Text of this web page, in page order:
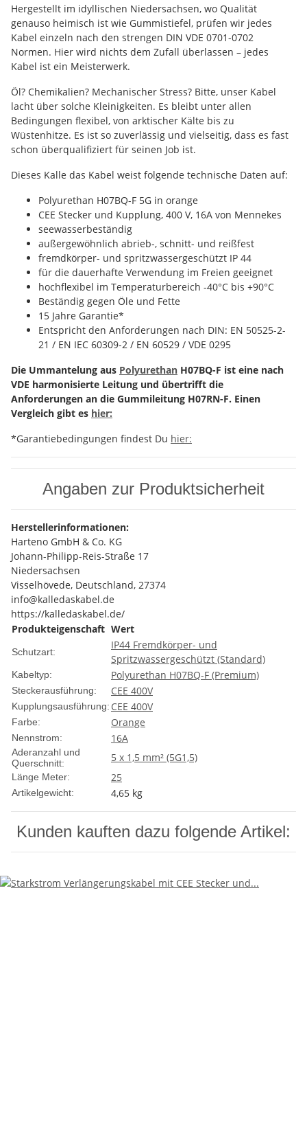
Hergestellt im idyllischen Niedersachsen, wo Qualität
genauso heimisch ist wie Gummistiefel, prüfen wir jedes
Kabel einzeln nach den strengen DIN VDE 0701-0702
Normen. Hier wird nichts dem Zufall überlassen – jedes
Kabel ist ein Meisterwerk.
Öl? Chemikalien? Mechanischer Stress? Bitte, unser Kabel
lacht über solche Kleinigkeiten. Es bleibt unter allen
Bedingungen flexibel, von arktischer Kälte bis zu
Wüstenhitze. Es ist so zuverlässig und vielseitig, dass es fast
schon überqualifiziert für seinen Job ist.
Dieses Kalle das Kabel weist folgende technische Daten auf:
Polyurethan H07BQ-F 5G in orange
CEE Stecker und Kupplung, 400 V, 16A von Mennekes
seewasserbeständig
außergewöhnlich abrieb-, schnitt- und reißfest
fremdkörper- und spritzwassergeschützt IP 44
für die dauerhafte Verwendung im Freien geeignet
hochflexibel im Temperaturbereich -40°C bis +90°C
Beständig gegen Öle und Fette
15 Jahre Garantie*
Entspricht den Anforderungen nach DIN: EN 50525-2-
21 / EN IEC 60309-2 / EN 60529 / VDE 0295
Die Ummantelung aus Polyurethan H07BQ-F ist eine nach
VDE harmonisierte Leitung und übertrifft die
Anforderungen an die Gummileitung H07RN-F. Einen
Vergleich gibt es hier:
*Garantiebedingungen findest Du hier:
Angaben zur Produktsicherheit
Herstellerinformationen:
Harteno GmbH & Co. KG
Johann-Philipp-Reis-Straße 17
Niedersachsen
Visselhövede, Deutschland, 27374
info@kalledaskabel.de
https://kalledaskabel.de/
Produkteigenschaft Wert
Schutzart:
IP44 Fremdkörper- und
Spritzwassergeschützt (Standard)
Kabeltyp: Polyurethan H07BQ-F (Premium)
Steckerausführung: CEE 400V
Kupplungsausführung: CEE 400V
Farbe: Orange
Nennstrom: 16A
Aderanzahl und
Querschnitt:
5 x 1,5 mm² (5G1,5)
Länge Meter: 25
Artikelgewicht: 4,65 kg
Kunden kauften dazu folgende Artikel: